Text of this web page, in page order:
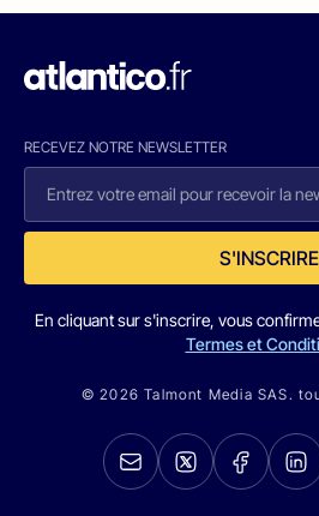
RECEVEZ NOTRE NEWSLETTER
S'INSCRIRE
En cliquant sur s'inscrire, vous
Termes et
© 2026 Talmont Media SAS.